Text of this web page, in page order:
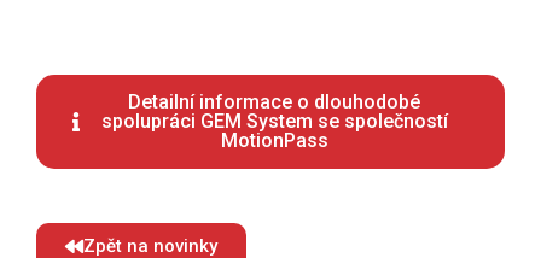
Detailní informace o dlouhodobé
spolupráci GEM System se společností
MotionPass
Zpět na novinky